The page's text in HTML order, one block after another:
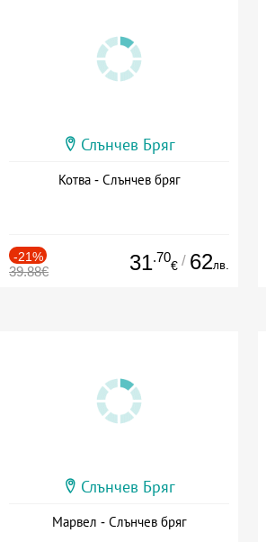
Слънчев Бряг
Котва - Слънчев бряг
-21%
39.88€ 31.70
€ / 62лв.
Слънчев Бряг
Марвел - Слънчев бряг